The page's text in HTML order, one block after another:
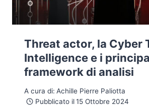
Threat actor, la Cyber
Intelligence e i
framework di analisi
A cura di: Achille Pierre Paliotta
Pubblicato il 15 Ottobre 2024